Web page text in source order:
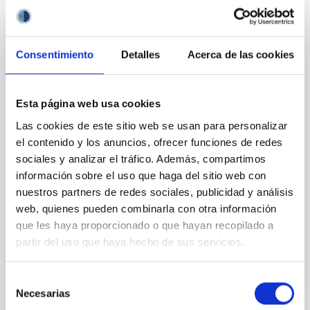
Consentimiento Detalles Acerca de las cookies
Esta página web usa cookies
Las cookies de este sitio web se usan para personalizar
el contenido y los anuncios, ofrecer funciones de redes
sociales y analizar el tráfico. Además, compartimos
información sobre el uso que haga del sitio web con
nuestros partners de redes sociales, publicidad y análisis
web, quienes pueden combinarla con otra información
que les haya proporcionado o que hayan recopilado a
partir del uso que haya hecho de sus servicios.
Necesarias
este año la acreditación como Centro de Excelencia
Severo Ochoa para el periodo 2026-2029, el mayor
de investigación en España. Morant ha destacado
conocimiento científico fundamental en la lucha
contra los incendios como los que estos días
devastan distintos puntos de España. La ministra de
Ciencia, Innovación y Universidades, Diana Morant, ha
presidido hoy el Consejo Rector del Instituto de
Astrofísica de Canarias (IAC), donde ha
Advertised on 07/29/2026 - 14:31:33